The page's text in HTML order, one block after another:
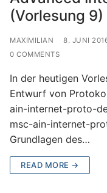
(Vorlesung 9)
MAXIMILIAN 8. JUNI
0 COMMENTS
In der heutigen
Entwurf von
ain-internet-proto-
msc-ain-internet-
Grundlagen des…
READ MORE →